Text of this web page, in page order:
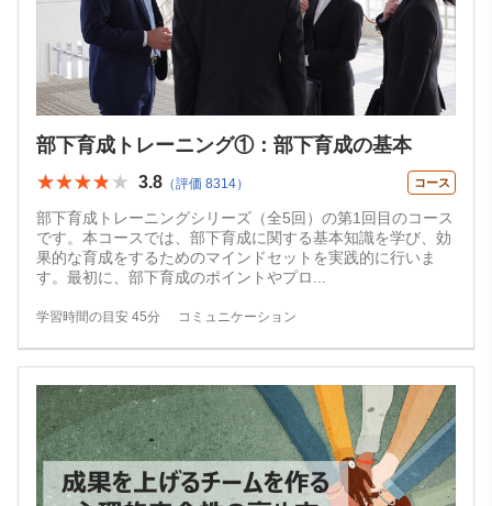
部下育成トレーニング①：部下育成の基本
★★★★★
★★★★★ 3.8 （評価 8314） コース
部下育成トレーニングシリーズ（全5回）の第1回目のコース
です。本コースでは、部下育成に関する基本知識を学び、効
果的な育成をするためのマインドセットを実践的に行いま
す。最初に、部下育成のポイントやプロ...
学習時間の目安 45分 コミュニケーション